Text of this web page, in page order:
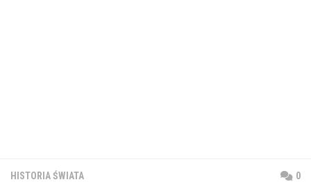
HISTORIA ŚWIATA 0